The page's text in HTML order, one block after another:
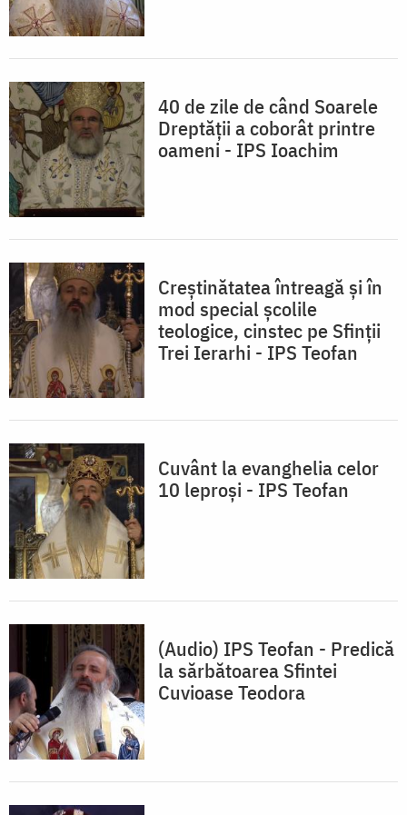
40 de zile de când Soarele
Dreptății a coborât printre
oameni - IPS Ioachim
Creștinătatea întreagă și în
mod special școlile
teologice, cinstec pe Sfinții
Trei Ierarhi - IPS Teofan
Cuvânt la evanghelia celor
10 leproși - IPS Teofan
(Audio) IPS Teofan - Predică
la sărbătoarea Sfintei
Cuvioase Teodora